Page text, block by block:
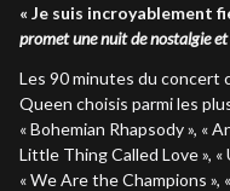
« Je suis incroyablement
promet une nuit de nostalgie
Les 90 minutes du concert
Queen choisis parmi les
« Bohemian Rhapsody », «
Little Thing Called Love », «
« We Are the Champions »,